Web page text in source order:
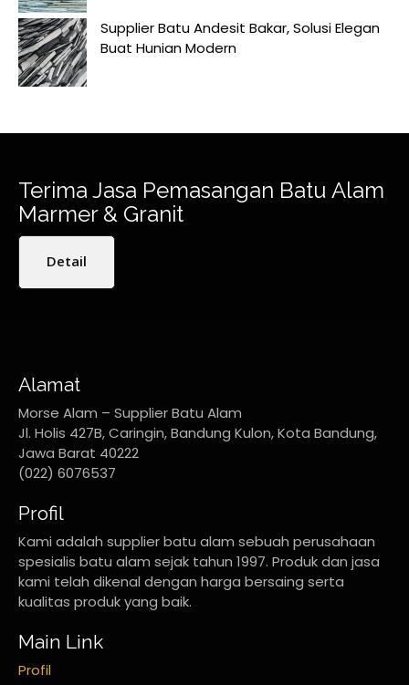
Supplier Batu Andesit Bakar, Solusi Elegan
Buat Hunian Modern
Terima Jasa Pemasangan Batu Alam
Marmer & Granit
Detail
Alamat
Morse Alam – Supplier Batu Alam
Jl. Holis 427B, Caringin, Bandung Kulon, Kota Bandung,
Jawa Barat 40222
(022) 6076537
Profil
Kami adalah supplier batu alam sebuah perusahaan
spesialis batu alam sejak tahun 1997. Produk dan jasa
kami telah dikenal dengan harga bersaing serta
kualitas produk yang baik.
Main Link
Profil